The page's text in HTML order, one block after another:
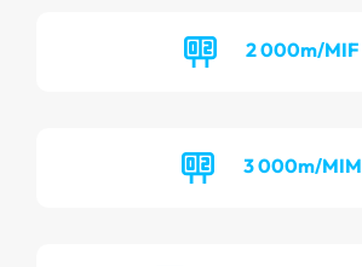
2 000m/MIF
3 000m/MIM